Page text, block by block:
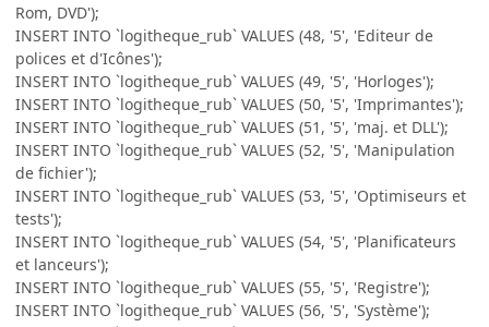
Rom, DVD');
INSERT INTO `logitheque_rub` VALUES (48, '5', 'Editeur de
polices et d'Icônes');
INSERT INTO `logitheque_rub` VALUES (49, '5', 'Horloges');
INSERT INTO `logitheque_rub` VALUES (50, '5', 'Imprimantes');
INSERT INTO `logitheque_rub` VALUES (51, '5', 'maj. et DLL');
INSERT INTO `logitheque_rub` VALUES (52, '5', 'Manipulation
de fichier');
INSERT INTO `logitheque_rub` VALUES (53, '5', 'Optimiseurs et
tests');
INSERT INTO `logitheque_rub` VALUES (54, '5', 'Planificateurs
et lanceurs');
INSERT INTO `logitheque_rub` VALUES (55, '5', 'Registre');
INSERT INTO `logitheque_rub` VALUES (56, '5', 'Système');